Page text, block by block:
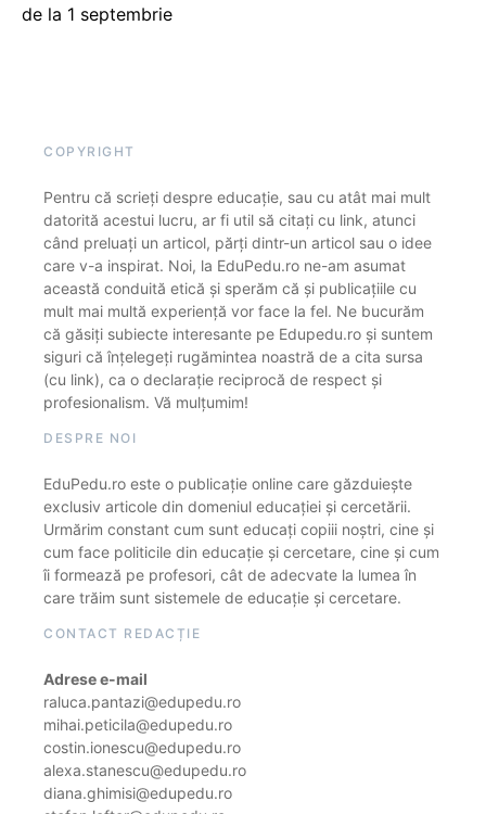
de la 1 septembrie
COPYRIGHT
Pentru că scrieți despre educație, sau cu atât mai mult
datorită acestui lucru, ar fi util să citați cu link, atunci
când preluați un articol, părți dintr-un articol sau o idee
care v-a inspirat. Noi, la EduPedu.ro ne-am asumat
această conduită etică și sperăm că și publicațiile cu
mult mai multă experiență vor face la fel. Ne bucurăm
că găsiți subiecte interesante pe Edupedu.ro și suntem
siguri că înțelegeți rugămintea noastră de a cita sursa
(cu link), ca o declarație reciprocă de respect și
profesionalism. Vă mulțumim!
DESPRE NOI
EduPedu.ro este o publicație online care găzduiește
exclusiv articole din domeniul educației și cercetării.
Urmărim constant cum sunt educați copiii noștri, cine și
cum face politicile din educație și cercetare, cine și cum
îi formează pe profesori, cât de adecvate la lumea în
care trăim sunt sistemele de educație și cercetare.
CONTACT REDACȚIE
Adrese e-mail
raluca.pantazi@edupedu.ro
mihai.peticila@edupedu.ro
costin.ionescu@edupedu.ro
alexa.stanescu@edupedu.ro
diana.ghimisi@edupedu.ro